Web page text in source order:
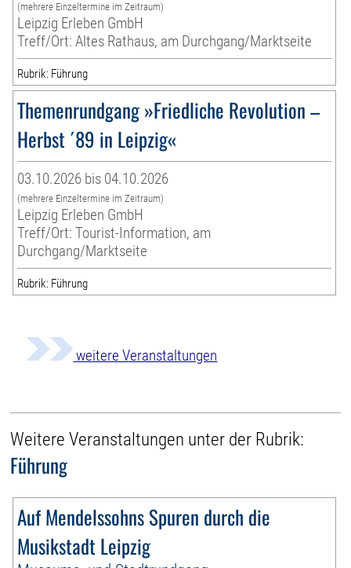
(mehrere Einzeltermine im Zeitraum)
Leipzig Erleben GmbH
Treff/Ort: Altes Rathaus, am Durchgang/Marktseite
Rubrik: Führung
Themenrundgang »Friedliche Revolution –
Herbst ´89 in Leipzig«
03.10.2026 bis 04.10.2026
(mehrere Einzeltermine im Zeitraum)
Leipzig Erleben GmbH
Treff/Ort: Tourist-Information, am
Durchgang/Marktseite
Rubrik: Führung
weitere Veranstaltungen
Weitere Veranstaltungen unter der Rubrik:
Führung
Auf Mendelssohns Spuren durch die
Musikstadt Leipzig